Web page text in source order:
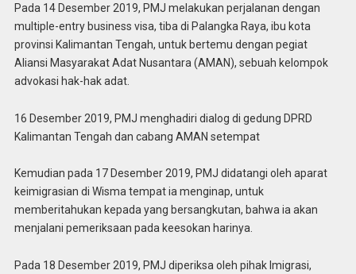
Pada 14 Desember 2019, PMJ melakukan perjalanan dengan
multiple-entry business visa, tiba di Palangka Raya, ibu kota
provinsi Kalimantan Tengah, untuk bertemu dengan pegiat
Aliansi Masyarakat Adat Nusantara (AMAN), sebuah kelompok
advokasi hak-hak adat.
16 Desember 2019, PMJ menghadiri dialog di gedung DPRD
Kalimantan Tengah dan cabang AMAN setempat
Kemudian pada 17 Desember 2019, PMJ didatangi oleh aparat
keimigrasian di Wisma tempat ia menginap, untuk
memberitahukan kepada yang bersangkutan, bahwa ia akan
menjalani pemeriksaan pada keesokan harinya.
Pada 18 Desember 2019, PMJ diperiksa oleh pihak Imigrasi,